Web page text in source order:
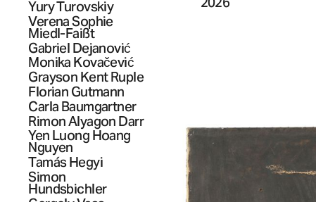
YuryTurovskiy
Verena Sophie
Miedl-Faißt
Gabriel Dejanović
Monika Kovačević
Grayson KentRuple
Florian Gutmann
Carla Baumgartner
RimonAlyagon Darr
Yen Luong Hoang
Nguyen
TamásHegyi
Simon
Hundsbichler